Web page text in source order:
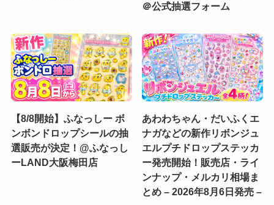
＠公式抽選フォーム
【8/8開始】ふなっしー ボ
ンボンドロップシールの抽
選販売が決定！@ふなっし
ーLAND大阪梅田店
あわわちゃん・だいふくエ
ナガなどの新作リボンジュ
エルプチドロップステッカ
ー発売開始！販売店・ライ
ンナップ・メルカリ相場ま
とめ – 2026年8月6日発売 –